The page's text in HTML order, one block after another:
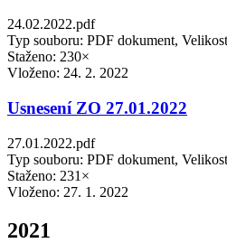
24.02.2022.pdf
Typ souboru: PDF dokument,
Staženo: 230×
Vloženo: 24. 2. 2022
Usnesení ZO 27.01.2022
27.01.2022.pdf
Typ souboru: PDF dokument,
Staženo: 231×
Vloženo: 27. 1. 2022
2021